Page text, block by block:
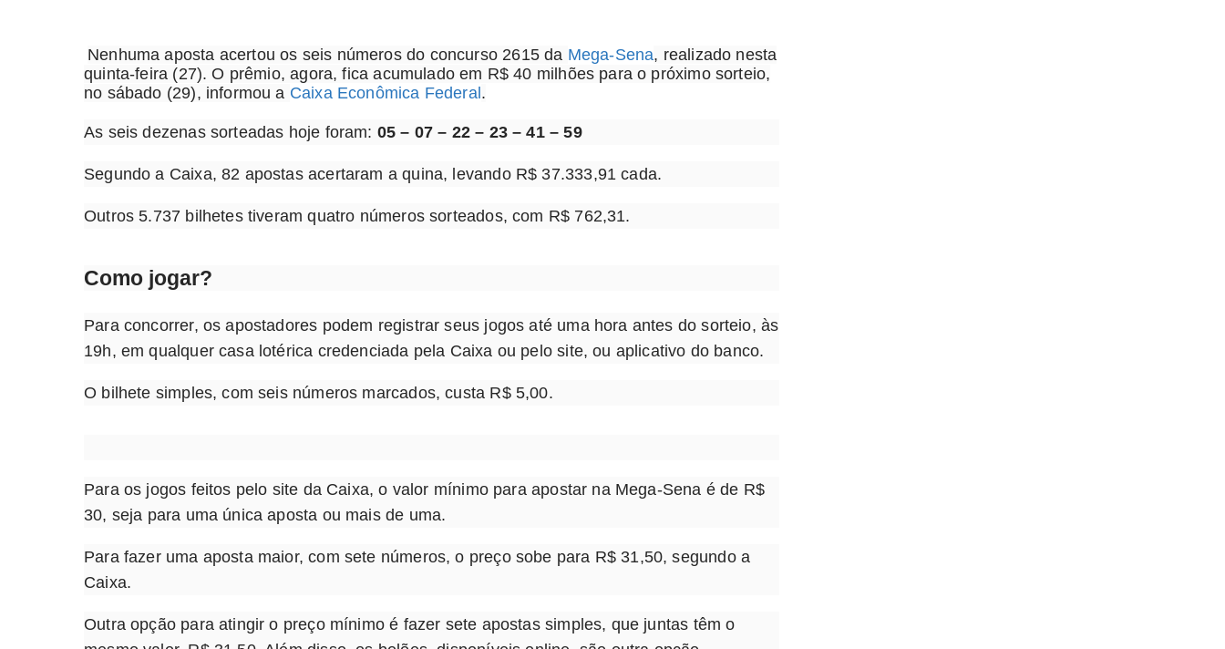
Nenhuma aposta acertou os seis números do concurso 2615 da Mega-Sena, realizado nesta
quinta-feira (27). O prêmio, agora, fica acumulado em R$ 40 milhões para o próximo sorteio,
no sábado (29), informou a Caixa Econômica Federal.
As seis dezenas sorteadas hoje foram: 05 – 07 – 22 – 23 – 41 – 59
Segundo a Caixa, 82 apostas acertaram a quina, levando R$ 37.333,91 cada.
Outros 5.737 bilhetes tiveram quatro números sorteados, com R$ 762,31.
Como jogar?
Para concorrer, os apostadores podem registrar seus jogos até uma hora antes do sorteio, às
19h, em qualquer casa lotérica credenciada pela Caixa ou pelo site, ou aplicativo do banco.
O bilhete simples, com seis números marcados, custa R$ 5,00.
Para os jogos feitos pelo site da Caixa, o valor mínimo para apostar na Mega-Sena é de R$
30, seja para uma única aposta ou mais de uma.
Para fazer uma aposta maior, com sete números, o preço sobe para R$ 31,50, segundo a
Caixa.
Outra opção para atingir o preço mínimo é fazer sete apostas simples, que juntas têm o